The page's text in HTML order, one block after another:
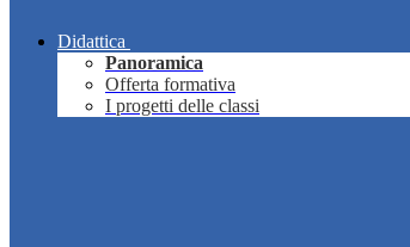
Didattica
Panoramica
Offerta formativa
I progetti delle classi